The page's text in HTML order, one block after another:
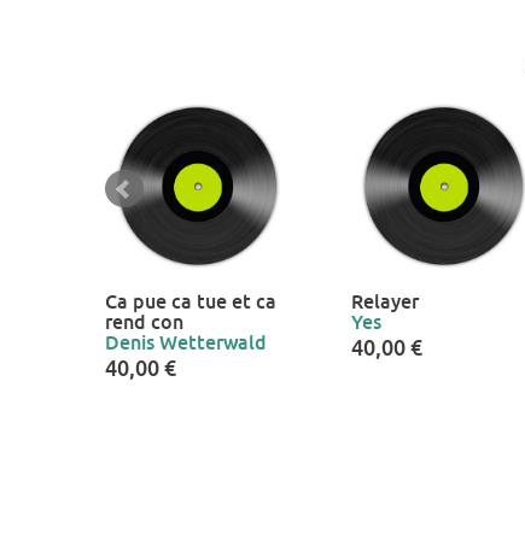
Ca pue ca tue et ca
rend con
Denis Wetterwald
40,00 €
Relayer
Yes
40,00 €